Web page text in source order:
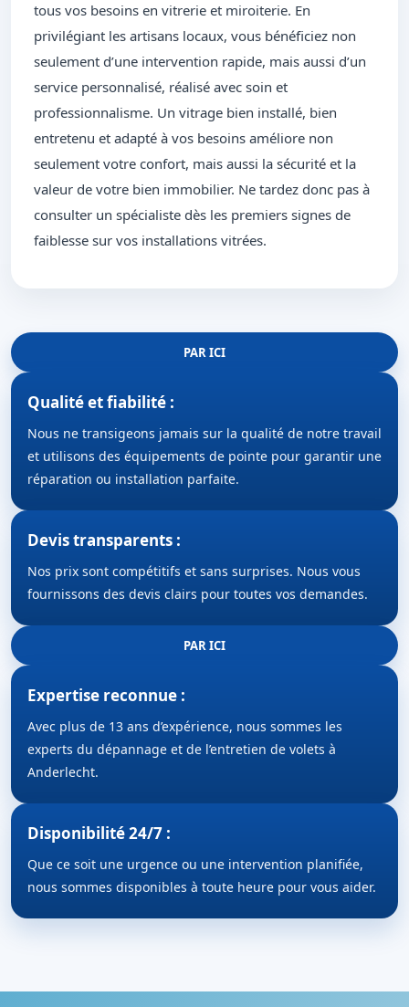
tous vos besoins en vitrerie et miroiterie. En
privilégiant les artisans locaux, vous bénéficiez non
seulement d’une intervention rapide, mais aussi d’un
service personnalisé, réalisé avec soin et
professionnalisme. Un vitrage bien installé, bien
entretenu et adapté à vos besoins améliore non
seulement votre confort, mais aussi la sécurité et la
valeur de votre bien immobilier. Ne tardez donc pas à
consulter un spécialiste dès les premiers signes de
faiblesse sur vos installations vitrées.
PAR ICI
Qualité et fiabilité :
Nous ne transigeons jamais sur la qualité de notre travail
et utilisons des équipements de pointe pour garantir une
réparation ou installation parfaite.
Devis transparents :
Nos prix sont compétitifs et sans surprises. Nous vous
fournissons des devis clairs pour toutes vos demandes.
PAR ICI
Expertise reconnue :
Avec plus de 13 ans d’expérience, nous sommes les
experts du dépannage et de l’entretien de volets à
Anderlecht.
Disponibilité 24/7 :
Que ce soit une urgence ou une intervention planifiée,
nous sommes disponibles à toute heure pour vous aider.